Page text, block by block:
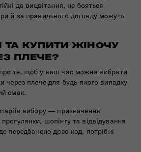
до вицвітання, не бояться
й за правильного догляду можуть
ТА КУПИТИ ЖІНОЧУ
ПЛЕЧЕ?
те, щоб у наш час можна вибрати
через плече для будь-якого випадку
смак.
вибору — призначення
шопінгу та відвідування
передбачено дрес-код, потрібні